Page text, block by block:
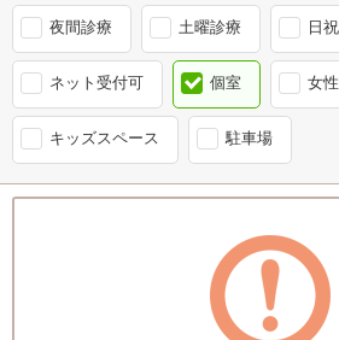
夜間診療 土曜診療 日
ネット受付可 個室 女
キッズスペース 駐車場